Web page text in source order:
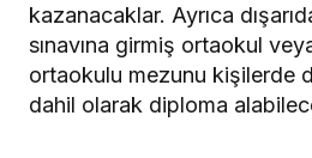
kazanacaklar. Ayrıca
sınavına girmiş ortaokul
ortaokulu mezunu kişilerde
dahil olarak diploma